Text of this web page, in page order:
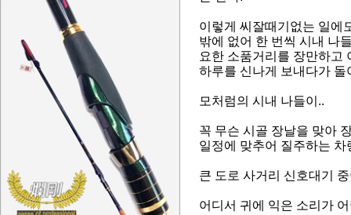
이렇게 씨잘때기없는 일에
밖에 없어 한 번씩 시내 나
요한 소품거리를 장만하고
하루를 신나게 보내다가
모처럼의 시내 나들이..
꼭 무슨 시골 장날을 맞아
일정에 맞추어 질주하는
큰 도로 사거리 신호대기
어디서 귀에 익은 소리가